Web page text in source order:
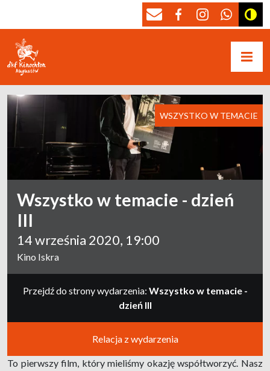
Wszystko w temacie - dzień
III
14 września 2020, 19:00
Kino Iskra
WSZYSTKO W TEMACIE
Przejdź do strony wydarzenia: Wszystko w temacie -
dzień III
Relacja z wydarzenia
To pierwszy film, który mieliśmy okazję współtworzyć. Nasz